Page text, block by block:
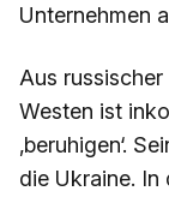
Unternehmen
Aus
Westen ist
‚beruhigen‘.
die Ukraine. In